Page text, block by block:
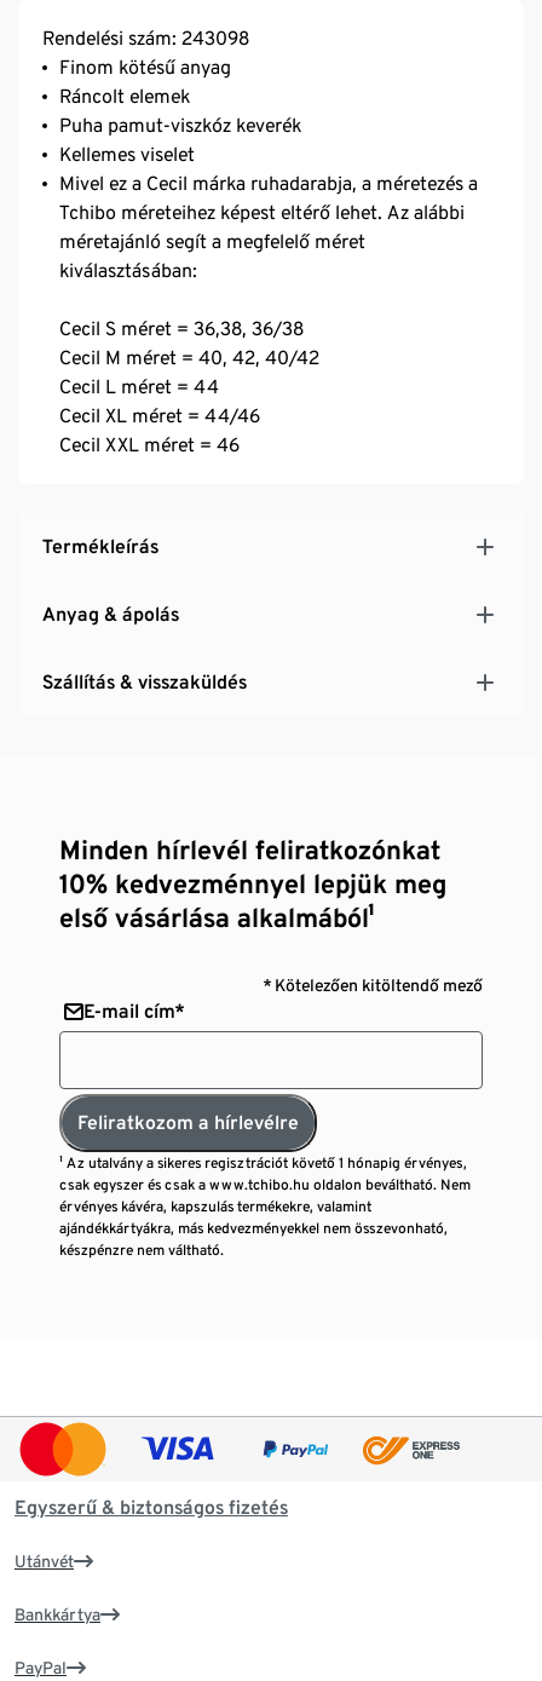
Rendelési szám: 243098
Finom kötésű anyag
Ráncolt elemek
Puha pamut-viszkóz keverék
Kellemes viselet
Mivel ez a Cecil márka ruhadarabja, a méretezés a
Tchibo méreteihez képest eltérő lehet. Az alábbi
méretajánló segít a megfelelő méret
kiválasztásában:
Cecil S méret = 36,38, 36/38
Cecil M méret = 40, 42, 40/42
Cecil L méret = 44
Cecil XL méret = 44/46
Cecil XXL méret = 46
Termékleírás
Anyag & ápolás
Szállítás & visszaküldés
Minden hírlevél feliratkozónkat
10% kedvezménnyel lepjük meg
első vásárlása alkalmából¹
* Kötelezően kitöltendő mező
E-mail cím*
Feliratkozom a hírlevélre
¹ Az utalvány a sikeres regisztrációt követő 1 hónapig érvényes,
csak egyszer és csak a www.tchibo.hu oldalon beváltható. Nem
érvényes kávéra, kapszulás termékekre, valamint
ajándékkártyákra, más kedvezményekkel nem összevonható,
készpénzre nem váltható.
Egyszerű & biztonságos fizetés
Utánvét
Bankkártya
PayPal